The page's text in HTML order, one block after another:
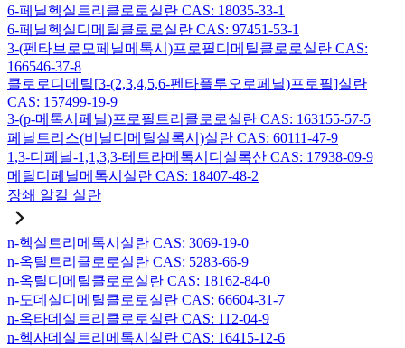
6-페닐헥실트리클로로실란 CAS: 18035-33-1
6-페닐헥실디메틸클로로실란 CAS: 97451-53-1
3-(펜타브로모페닐메톡시)프로필디메틸클로로실란 CAS:
166546-37-8
클로로디메틸[3-(2,3,4,5,6-펜타플루오로페닐)프로필]실란
CAS: 157499-19-9
3-(p-메톡시페닐)프로필트리클로로실란 CAS: 163155-57-5
페닐트리스(비닐디메틸실록시)실란 CAS: 60111-47-9
1,3-디페닐-1,1,3,3-테트라메톡시디실록산 CAS: 17938-09-9
메틸디페닐메톡시실란 CAS: 18407-48-2
장쇄 알킬 실란
n-헥실트리메톡시실란 CAS: 3069-19-0
n-옥틸트리클로로실란 CAS: 5283-66-9
n-옥틸디메틸클로로실란 CAS: 18162-84-0
n-도데실디메틸클로로실란 CAS: 66604-31-7
n-옥타데실트리클로로실란 CAS: 112-04-9
n-헥사데실트리메톡시실란 CAS: 16415-12-6